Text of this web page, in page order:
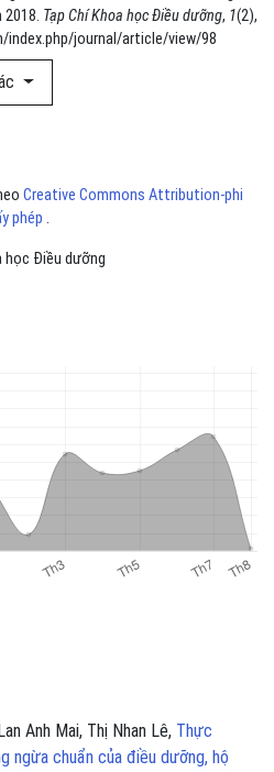
2018. Tạp Chí Khoa học Điều dưỡng, 1(2),
index.php/journal/article/view/98
Creative Commons Attribution-phi
phép .
học Điều dưỡng
Anh Mai, Thị Nhan Lê, Thực
ngừa chuẩn của điều dưỡng, hộ